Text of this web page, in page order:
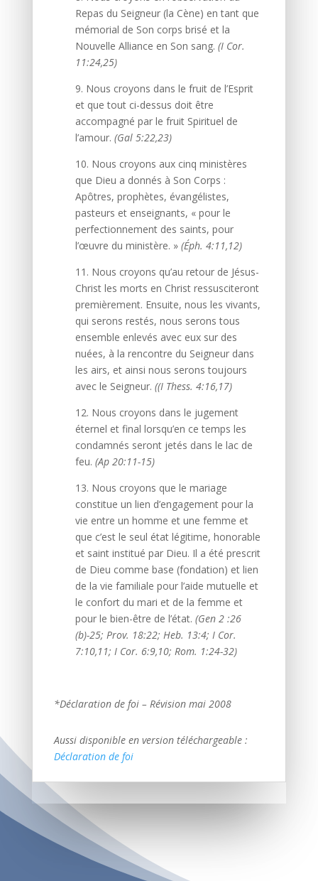
Repas du Seigneur (la Cène) en tant que
mémorial de Son corps brisé et la
Nouvelle Alliance en Son sang. (I Cor.
11:24,25)
9. Nous croyons dans le fruit de l’Esprit
et que tout ci-dessus doit être
accompagné par le fruit Spirituel de
l’amour. (Gal 5:22,23)
10. Nous croyons aux cinq ministères
que Dieu a donnés à Son Corps :
Apôtres, prophètes, évangélistes,
pasteurs et enseignants, « pour le
perfectionnement des saints, pour
l’œuvre du ministère. » (Éph. 4:11,12)
11. Nous croyons qu’au retour de Jésus-
Christ les morts en Christ ressusciteront
premièrement. Ensuite, nous les vivants,
qui serons restés, nous serons tous
ensemble enlevés avec eux sur des
nuées, à la rencontre du Seigneur dans
les airs, et ainsi nous serons toujours
avec le Seigneur. ((I Thess. 4:16,17)
12. Nous croyons dans le jugement
éternel et final lorsqu’en ce temps les
condamnés seront jetés dans le lac de
feu. (Ap 20:11-15)
13. Nous croyons que le mariage
constitue un lien d’engagement pour la
vie entre un homme et une femme et
que c’est le seul état légitime, honorable
et saint institué par Dieu. Il a été prescrit
de Dieu comme base (fondation) et lien
de la vie familiale pour l’aide mutuelle et
le confort du mari et de la femme et
pour le bien-être de l’état. (Gen 2 :26
(b)-25; Prov. 18:22; Heb. 13:4; I Cor.
7:10,11; I Cor. 6:9,10; Rom. 1:24-32)
*Déclaration de foi – Révision mai 2008
Aussi disponible en version téléchargeable :
Déclaration de foi